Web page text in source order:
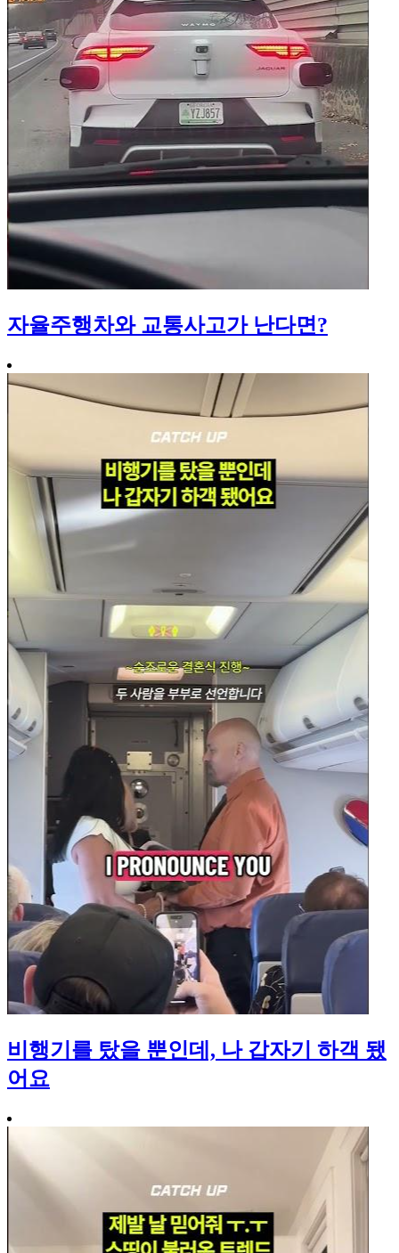
자율주행차와 교통사고가 난다면?
비행기를 탔을 뿐인데, 나 갑자기 하객 됐
어요